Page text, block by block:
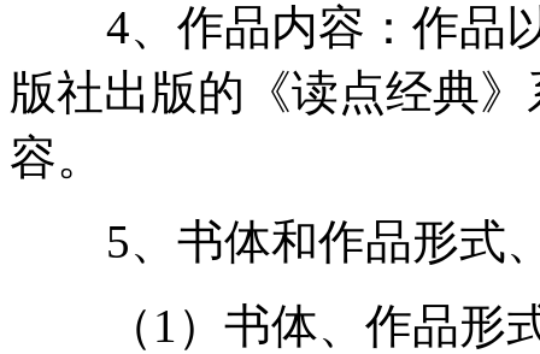
4、作品内容：作品以
版社出版的《读点经典
容。
5、书体和作品形式、
（1）书体、作品形式